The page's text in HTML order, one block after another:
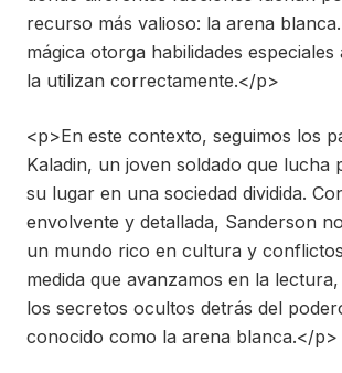
recurso más valioso: la arena
mágica otorga habilidades especiales
la utilizan correctamente.</p>
<p>En este contexto, seguimos los
Kaladin, un joven soldado que lucha
su lugar en una sociedad dividida.
envolvente y detallada, Sanderson
un mundo rico en cultura y
medida que avanzamos en la
los secretos ocultos detrás del
conocido como la arena blanca.</p>